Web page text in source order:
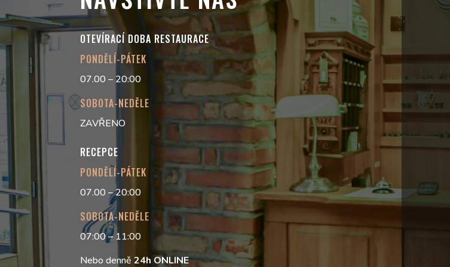
OTEVÍRACÍ DOBA RESTAURACE
PONDĚLÍ-PÁTEK
07.00 – 20:00
SOBOTA-NEDĚLE
ZAVŘENO
RECEPCE
PONDĚLÍ-PÁTEK
07.00 – 20:00
SOBOTA-NEDĚLE
07:00 – 11:00
Nebo denně24h ONLINE